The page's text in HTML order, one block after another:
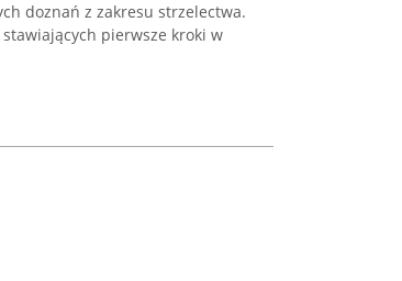
doznań z zakresu strzelectwa.
pierwsze kroki w